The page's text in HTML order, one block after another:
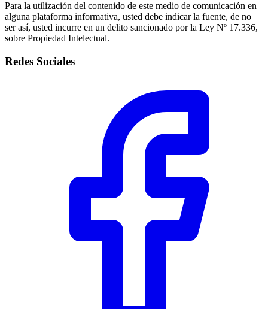
Para la utilización del contenido de este medio de comunicación en
alguna plataforma informativa, usted debe indicar la fuente, de no
ser así, usted incurre en un delito sancionado por la Ley Nº 17.336,
sobre Propiedad Intelectual.
Redes Sociales